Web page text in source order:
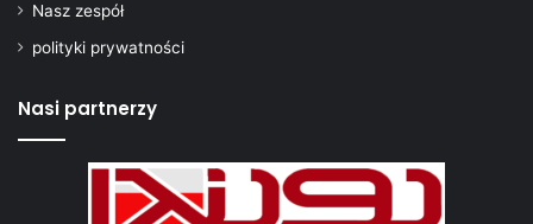
Nasz zespół
polityki prywatności
Nasi partnerzy